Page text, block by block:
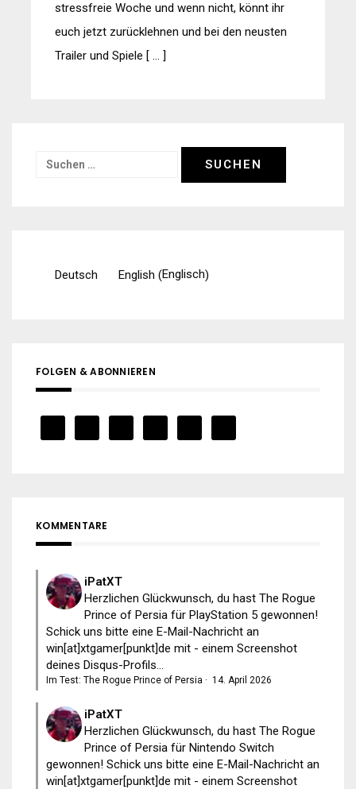
stressfreie Woche und wenn nicht, könnt ihr
euch jetzt zurücklehnen und bei den neusten
Trailer und Spiele [ … ]
Suchen
Deutsch English (Englisch)
FOLGEN & ABONNIEREN
KOMMENTARE
iPatXT
Herzlichen Glückwunsch, du hast The Rogue
Prince of Persia für PlayStation 5 gewonnen!
Schick uns bitte eine E-Mail-Nachricht an
win[at]xtgamer[punkt]de mit - einem Screenshot
deines Disqus-Profils...
Im Test: The Rogue Prince of Persia · 14. April 2026
iPatXT
Herzlichen Glückwunsch, du hast The Rogue
Prince of Persia für Nintendo Switch
gewonnen! Schick uns bitte eine E-Mail-Nachricht an
win[at]xtgamer[punkt]de mit - einem Screenshot